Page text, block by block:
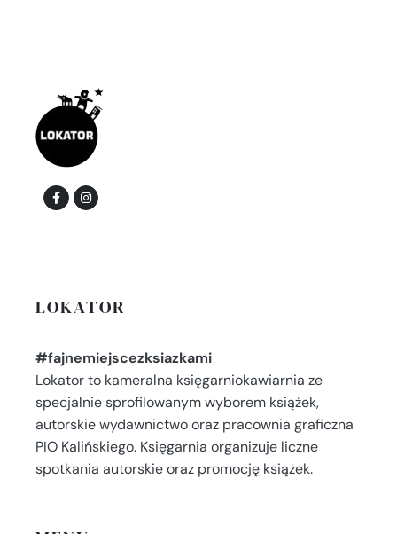
LOKATOR
#fajnemiejscezksiazkami
Lokator to kameralna księgarniokawiarnia ze
specjalnie sprofilowanym wyborem książek,
autorskie wydawnictwo oraz pracownia graficzna
PIO Kalińskiego. Księgarnia organizuje liczne
spotkania autorskie oraz promocję książek.